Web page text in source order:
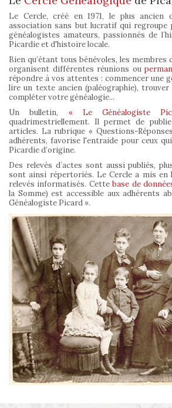
Le Cercle, créé en 1971, le plus
association sans but lucratif qui regroupe
généalogistes amateurs, passionnés de
Picardie et d'histoire locale.
Bien qu’étant tous bénévoles, les membres
organisent différentes réunions ou
répondre à vos attentes : commencer une
lire un texte ancien (paléographie), trouver
compléter votre généalogie...
Un bulletin, « Le Généalogiste
quadrimestriellement. Il permet de
articles. La rubrique « Questions-
adhérents, favorise l'entraide pour ceux
Picardie d’origine.
Des relevés d´actes sont aussi publiés,
sont ainsi répertoriés. Le Cercle a mis en
relevés informatisés. Cettebase de
la Somme) est accessible aux adhérents
Généalogiste Picard ».